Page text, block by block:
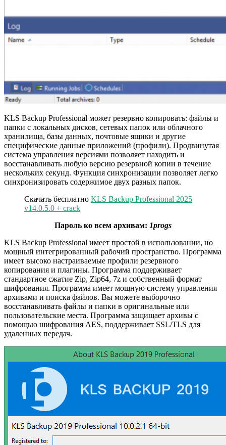
KLS Backup Professional может резервно копировать: файлы и
папки с локальных дисков, сетевых папок или облачного
хранилища, базы данных, почтовые ящики и другие
специфические данные приложений (профили). Продвинутая
система управления версиями позволяет находить и
восстанавливать любую версию резервной копии в течение
нескольких секунд. Функция синхронизации позволяет легко
синхронизировать содержимое двух разных папок.
Скачать бесплатно KLS Backup Professional 2025
v14.0.5.0 + crack
Пароль ко всем архивам: 1progs
KLS Backup Professional имеет простой в использовании, но
мощный интегрированный рабочий пространство. Программа
имеет высоко настраиваемые профили резервного
копирования и плагины. Программа поддерживает
стандартное сжатие Zip, Zip64, 7z и собственный формат
шифрования. Программа имеет мощную систему управления
архивами и поиска файлов. Вы можете выборочно
восстанавливать файлы и папки в оригинальные или
пользовательские места. Программа защищает архивы с
помощью шифрования AES, поддерживает SSL/TLS для
удаленных передач.